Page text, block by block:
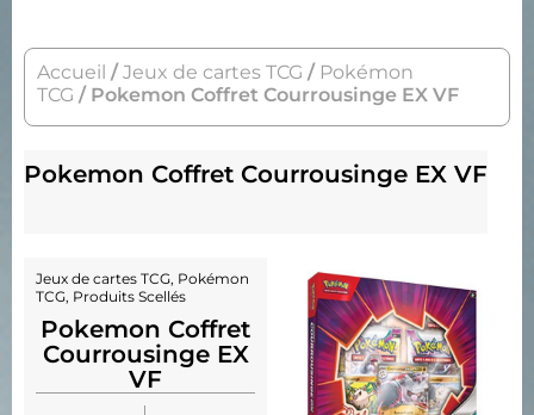
Accueil /Jeux de cartes TCG / Pokémon
TCG / Pokemon Coffret Courrousinge EX VF
Pokemon Coffret Courrousinge EX VF
Jeux de cartes TCG, Pokémon
TCG, Produits Scellés
Pokemon Coffret
Courrousinge EX
VF